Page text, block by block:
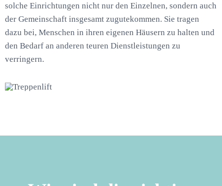
solche Einrichtungen nicht nur den Einzelnen, sondern auch
der Gemeinschaft insgesamt zugutekommen. Sie tragen
dazu bei, Menschen in ihren eigenen Häusern zu halten und
den Bedarf an anderen teuren Dienstleistungen zu
verringern.